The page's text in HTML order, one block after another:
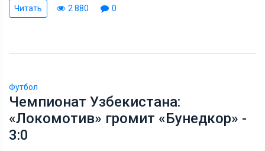
Читать 2 880 0
Футбол
Чемпионат Узбекистана:
«Локомотив» громит «Бунедкор» -
3:0